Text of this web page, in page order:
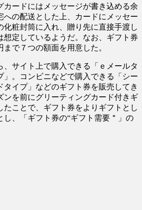
カードにはメッセージが書き込める余
への配送とした上、カードにメッセー
化粧封筒に入れ、贈り先に直接手渡し
想定しているようだ。なお、ギフト券
で７つの額面を用意した。
、サイト上で購入できる「ｅメールタ
」。コンビニなどで購入できる「シー
タイプ」などのギフト券を販売してき
ンを前にグリーティングカード付きギ
たことで、ギフト券をよりギフトとし
し、「ギフト券の“ギフト需要＂」の